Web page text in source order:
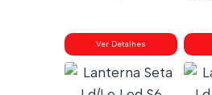
Ver Detalhes